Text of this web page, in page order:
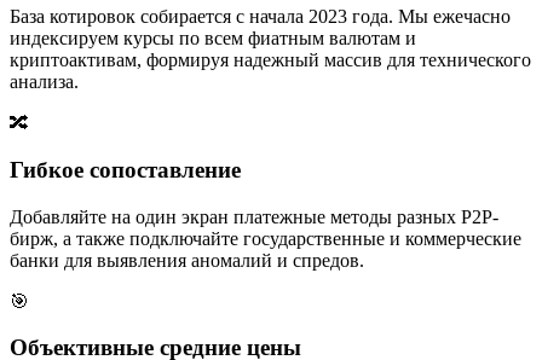
База котировок собирается с начала 2023 года. Мы ежечасно
индексируем курсы по всем фиатным валютам и
криптоактивам, формируя надежный массив для технического
анализа.
🔀
Гибкое сопоставление
Добавляйте на один экран платежные методы разных P2P-
бирж, а также подключайте государственные и коммерческие
банки для выявления аномалий и спредов.
🎯
Объективные средние цены